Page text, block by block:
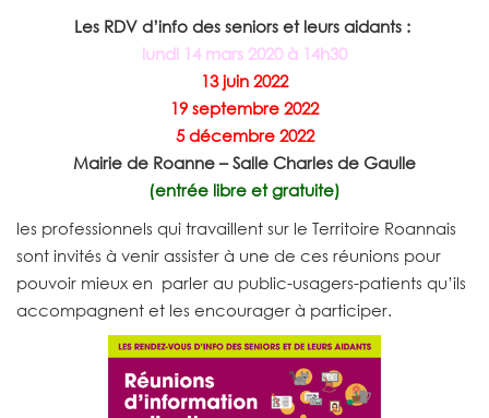
Les RDV d’info des seniors et leurs aidants :
lundi 14 mars 2020 à 14h30
13 juin 2022
19 septembre 2022
5 décembre 2022
Mairie de Roanne – Salle Charles de Gaulle
(entrée libre et gratuite)
les professionnels qui travaillent sur le Territoire Roannais
sont invités à venir assister à une de ces réunions pour
pouvoir mieux en parler au public-usagers-patients qu’ils
accompagnent et les encourager à participer.